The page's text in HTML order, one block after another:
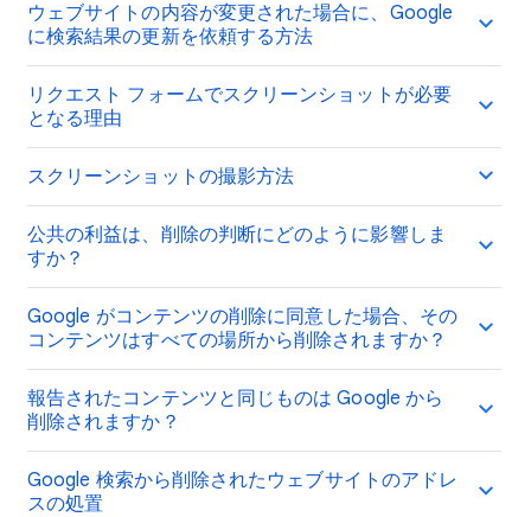
ウェブサイトの内容が変更された場合に、Google
に検索結果の更新を依頼する方法
リクエスト フォームでスクリーンショットが必要
となる理由
スクリーンショットの撮影方法
公共の利益は、削除の判断にどのように影響しま
すか？
Google がコンテンツの削除に同意した場合、その
コンテンツはすべての場所から削除されますか？
報告されたコンテンツと同じものは Google から
削除されますか？
Google 検索から削除されたウェブサイトのアドレ
スの処置